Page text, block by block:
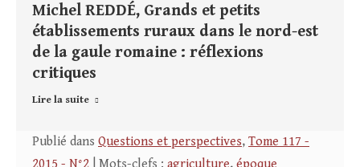
Michel REDDÉ, Grands et petits
établissements ruraux dans le nord-est
de la gaule romaine : réflexions
critiques
Lire la suite
Publié dans Questions et perspectives, Tome 117 -